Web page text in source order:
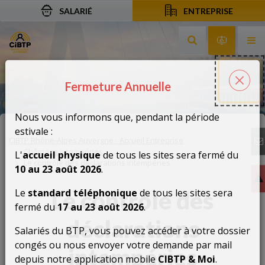
Aller au contenu
Aller à la recherche
Aller à la navigation
SALARIÉ ENTREPRISE
Rechercher sur
Chômage intempéries
Le contrôle des déclarations intempéries
Le contrôle des
déclarations
intempéries
Fermeture Annuelle
Nous vous informons que, pendant la période
estivale :
L'accueil physique de tous les sites sera fermé du
10 au 23 août 2026.
Le standard téléphonique de tous les sites sera
fermé du 17 au 23 août 2026.
Salariés du BTP, vous pouvez accéder à votre dossier
congés ou nous envoyer votre demande par mail
depuis notre application mobile CIBTP & Moi.